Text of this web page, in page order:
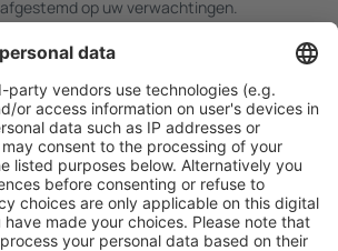
op uw verwachtingen.
met gratiss annuleringsopties.
en speciale aanbiedingen voor
gebruikers.